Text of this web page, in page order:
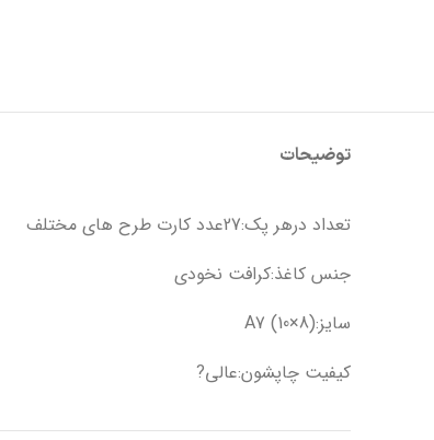
توضیحات
تعداد درهر پک:27عدد کارت طرح های مختلف
جنس کاغذ:کرافت نخودی
سایز:(8×10) A7
کیفیت چاپشون:عالی?